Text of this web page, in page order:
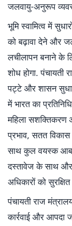
जलवायु-अनुरूप
भूमि स्वामित्व में
को बढ़ावा देने और
लचीलापन बनाने के
शोध होगा. पंचायती
पट्टे और शासन
में भारत का
महिला सशक्तिकरण
प्रभाव, सतत विकास
साथ कुल वयस्क
दस्तावेज के साथ
अधिकारों को
पंचायती राज
कार्रवाई और आपदा